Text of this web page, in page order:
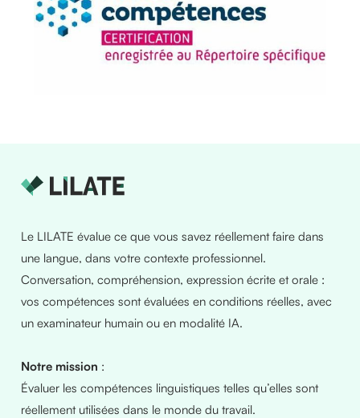
Le LILATE évalue ce que vous savez réellement faire dans
une langue, dans votre contexte professionnel.
Conversation, compréhension, expression écrite et orale :
vos compétences sont évaluées en conditions réelles, avec
un examinateur humain ou en modalité IA.
Notre mission :
Évaluer les compétences linguistiques telles qu’elles sont
réellement utilisées dans le monde du travail.